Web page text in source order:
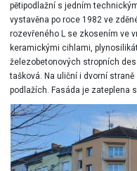
pětipodlažní s jedním
vystavěna po roce 1982 ve
rozevřeného L se zkosením ve
keramickými cihlami,
železobetonových stropních
tašková. Na uliční i dvorní
podlažích. Fasáda je zateplena